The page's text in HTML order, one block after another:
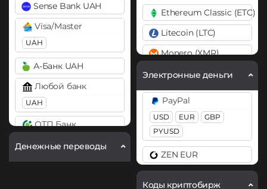
Sense Bank UAH
Visa/Master
UAH
А-Банк UAH
Любой банк
UAH
ОТП Банк
Ощадбанк UAH
Денежные переводы
Ethereum Classic (ETC)
Litecoin (LTC)
Monero (XMR)
Solana (SOL)
StableUSD (USDS)
Tether (USDT)
ERC20
SOL
POL
ARB
AVAXC
TON
Tether Gold (XAUt)
Электронные деньги
PayPal
USD EUR
GBP
PYUSD
ZEN EUR
Коды криптобирж